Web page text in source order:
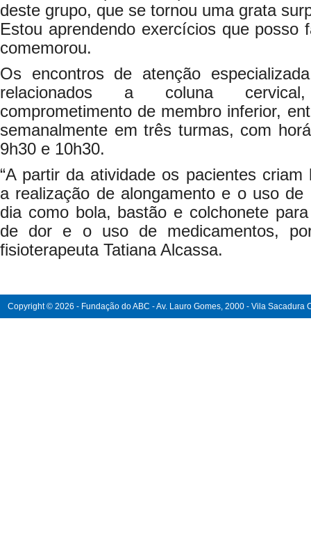
deste grupo, que se tornou uma grata
Estou aprendendo exercícios que posso
comemorou.
Os encontros de atenção
relacionados a coluna
comprometimento de membro inferior,
semanalmente em três turmas, com
9h30 e 10h30.
“A partir da atividade os pacientes
a realização de alongamento e o uso
dia como bola, bastão e colchonete
de dor e o uso de medicamentos,
fisioterapeuta Tatiana Alcassa.
Copyright © 2026 - Fundação do ABC - Av. Lauro Gomes, 2000 - Vila